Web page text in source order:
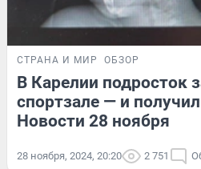
СТРАНА И МИР ОБЗОР
В Карелии подросток
спортзале — и
Новости 28 ноября
28 ноября, 2024, 20:20 2 751